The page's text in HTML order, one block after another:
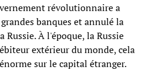
révolutionnaire a
banques et annulé la
Russie. À l'époque, la Russie
extérieur du monde, cela
sur le capital étranger.